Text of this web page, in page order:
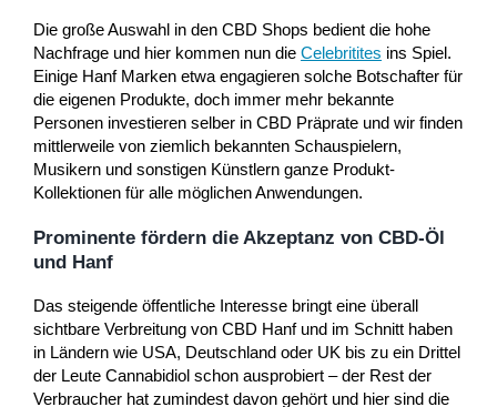
Die große Auswahl in den CBD Shops bedient die hohe
Nachfrage und hier kommen nun die Celebritites ins Spiel.
Einige Hanf Marken etwa engagieren solche Botschafter für
die eigenen Produkte, doch immer mehr bekannte
Personen investieren selber in CBD Präprate und wir finden
mittlerweile von ziemlich bekannten Schauspielern,
Musikern und sonstigen Künstlern ganze Produkt-
Kollektionen für alle möglichen Anwendungen.
Prominente fördern die Akzeptanz von CBD-Öl
und Hanf
Das steigende öffentliche Interesse bringt eine überall
sichtbare Verbreitung von CBD Hanf und im Schnitt haben
in Ländern wie USA, Deutschland oder UK bis zu ein Drittel
der Leute Cannabidiol schon ausprobiert – der Rest der
Verbraucher hat zumindest davon gehört und hier sind die